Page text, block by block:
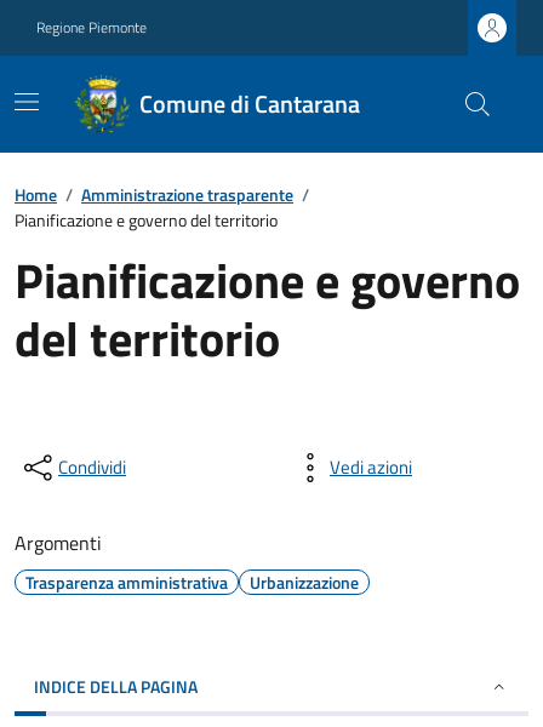
Regione Piemonte
Comune di Cantarana
Home / Amministrazione trasparente /
Pianificazione e governo del territorio
Pianificazione e governo
del territorio
Condividi Vedi azioni
Argomenti
Trasparenza amministrativa Urbanizzazione
INDICE DELLA PAGINA